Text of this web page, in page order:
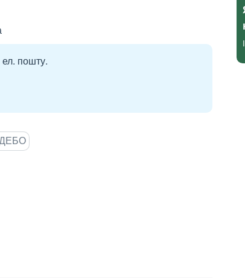
ел. пошту.